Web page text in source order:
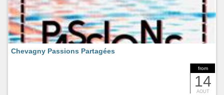
from
14
AOUT
Chevagny Passions Partagées